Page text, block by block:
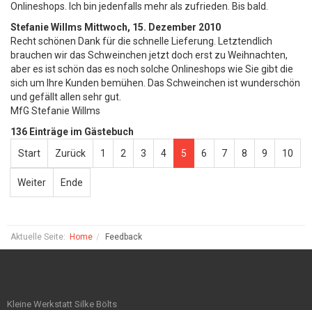
Onlineshops. Ich bin jedenfalls mehr als zufrieden. Bis bald.
Stefanie Willms Mittwoch, 15. Dezember 2010
Recht schönen Dank für die schnelle Lieferung. Letztendlich
brauchen wir das Schweinchen jetzt doch erst zu Weihnachten,
aber es ist schön das es noch solche Onlineshops wie Sie gibt die
sich um Ihre Kunden bemühen. Das Schweinchen ist wunderschön
und gefällt allen sehr gut.
MfG Stefanie Willms
136 Einträge im Gästebuch
Start
Zurück 1 2 3 4 5 6 7 8 9 10
Weiter Ende
Aktuelle Seite: Home Feedback
Kleine Werkstatt Silke Bölts